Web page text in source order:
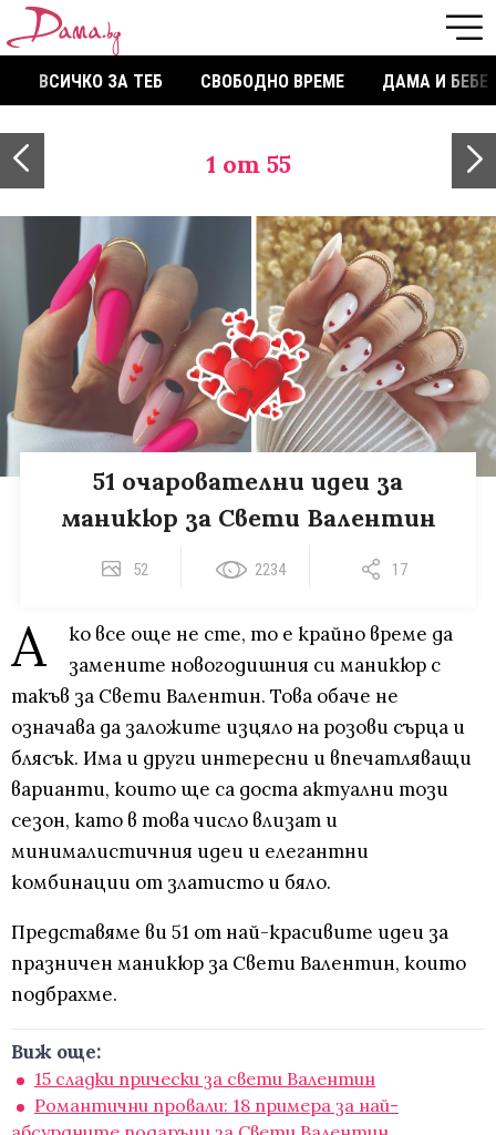
ВСИЧКО ЗА ТЕБ СВОБОДНО ВРЕМЕ ДАМА И БЕБЕ
1 от 55
51 очарователни идеи за
маникюр за Свети Валентин
52 2234 17
А
ко все още не сте, то е крайно време да
замените новогодишния си маникюр с
такъв за Свети Валентин. Това обаче не
означава да заложите изцяло на розови сърца и
блясък. Има и други интересни и впечатляващи
варианти, които ще са доста актуални този
сезон, като в това число влизат и
минималистичния идеи и елегантни
комбинации от златисто и бяло.
Представяме ви 51 от най-красивите идеи за
празничен маникюр за Свети Валентин, които
подбрахме.
Виж още:
15 сладки прически за свети Валентин
Романтични провали: 18 примера за най-